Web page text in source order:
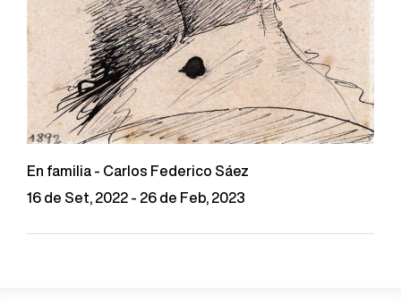
En familia - Carlos Federico Sáez
16 de Set, 2022 - 26 de Feb, 2023